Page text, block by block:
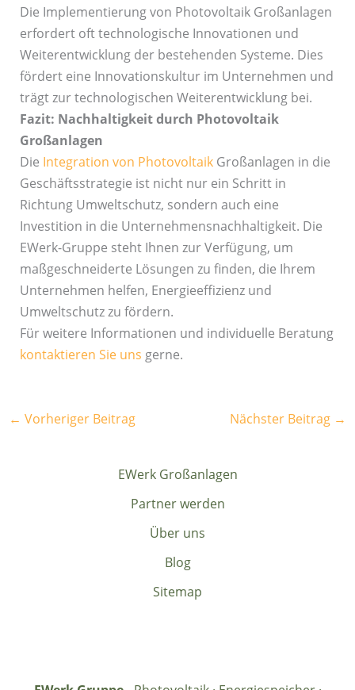
Die Implementierung von Photovoltaik Großanlagen
erfordert oft technologische Innovationen und
Weiterentwicklung der bestehenden Systeme. Dies
fördert eine Innovationskultur im Unternehmen und
trägt zur technologischen Weiterentwicklung bei.
Fazit: Nachhaltigkeit durch Photovoltaik
Großanlagen
Die Integration von PhotovoltaikGroßanlagen in die
Geschäftsstrategie ist nicht nur ein Schritt in
Richtung Umweltschutz, sondern auch eine
Investition in die Unternehmensnachhaltigkeit. Die
EWerk-Gruppe steht Ihnen zur Verfügung, um
maßgeschneiderte Lösungen zu finden, die Ihrem
Unternehmen helfen, Energieeffizienz und
Umweltschutz zu fördern.
Für weitere Informationen und individuelle Beratung
kontaktieren Sie uns gerne.
← Vorheriger Beitrag Nächster Beitrag →
EWerk Großanlagen
Partner werden
Über uns
Blog
Sitemap